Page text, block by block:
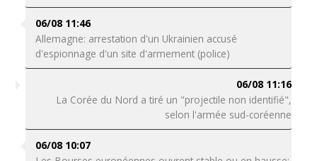
06/08 11:46
Allemagne: arrestation d'un Ukrainien accusé
d'espionnage d'un site d'armement (police)
06/08 11:16
La Corée du Nord a tiré un "projectile non identifié",
selon l'armée sud-coréenne
06/08 10:07